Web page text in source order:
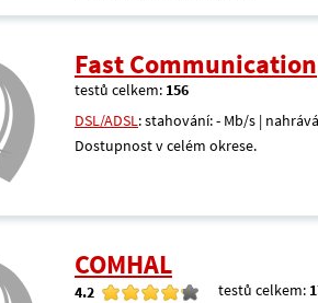
Fast Communication
testů celkem: 156
DSL/ADSL: stahování: - Mb/s |
Dostupnost v celém okrese.
COMHAL
4.2 testů celkem: